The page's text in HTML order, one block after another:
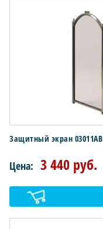
Защитный экран 03011AB
Цена: 3 440 руб.